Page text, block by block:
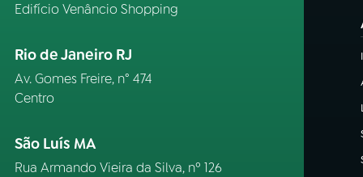
Edifício Venâncio Shopping
Rio de Janeiro RJ
Av. Gomes Freire, n° 474
Centro
São Luís MA
Rua Armando Vieira da Silva, nº 126